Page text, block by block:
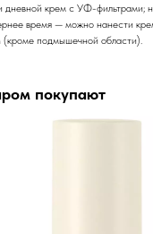
дневной крем с УФ-фильтрами;
время — можно нанести
(кроме подмышечной области).
покупают